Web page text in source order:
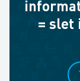
= slet
1